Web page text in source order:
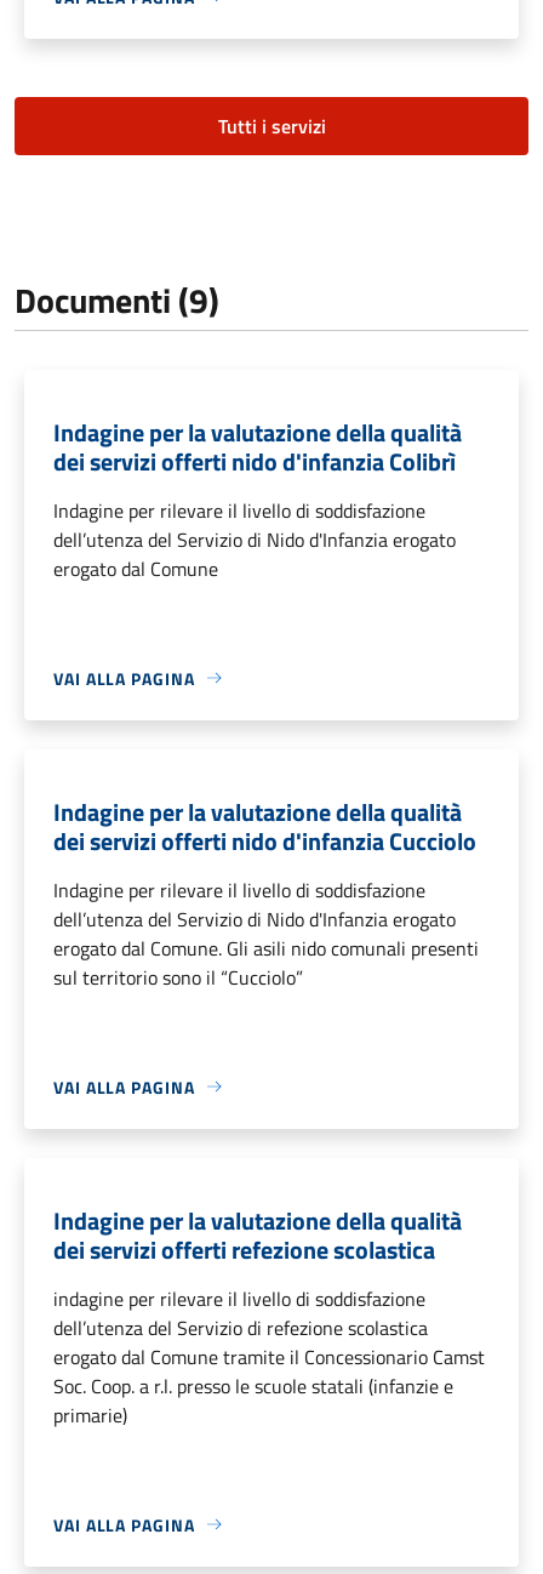
Tutti i servizi
Documenti (9)
Indagine per la valutazione della qualità
dei servizi offerti nido d'infanzia Colibrì
Indagine per rilevare il livello di soddisfazione
dell’utenza del Servizio di Nido d'Infanzia erogato
erogato dal Comune
VAI ALLA PAGINA
Indagine per la valutazione della qualità
dei servizi offerti nido d'infanzia Cucciolo
Indagine per rilevare il livello di soddisfazione
dell’utenza del Servizio di Nido d'Infanzia erogato
erogato dal Comune. Gli asili nido comunali presenti
sul territorio sono il “Cucciolo”
VAI ALLA PAGINA
Indagine per la valutazione della qualità
dei servizi offerti refezione scolastica
indagine per rilevare il livello di soddisfazione
dell’utenza del Servizio di refezione scolastica
erogato dal Comune tramite il Concessionario Camst
Soc. Coop. a r.l. presso le scuole statali (infanzie e
primarie)
VAI ALLA PAGINA